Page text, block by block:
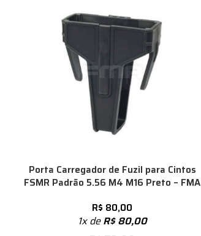
Porta Carregador de Fuzil para Cintos
FSMR Padrão 5.56 M4 M16 Preto – FMA
R$ 80,00
1x deR$80,00